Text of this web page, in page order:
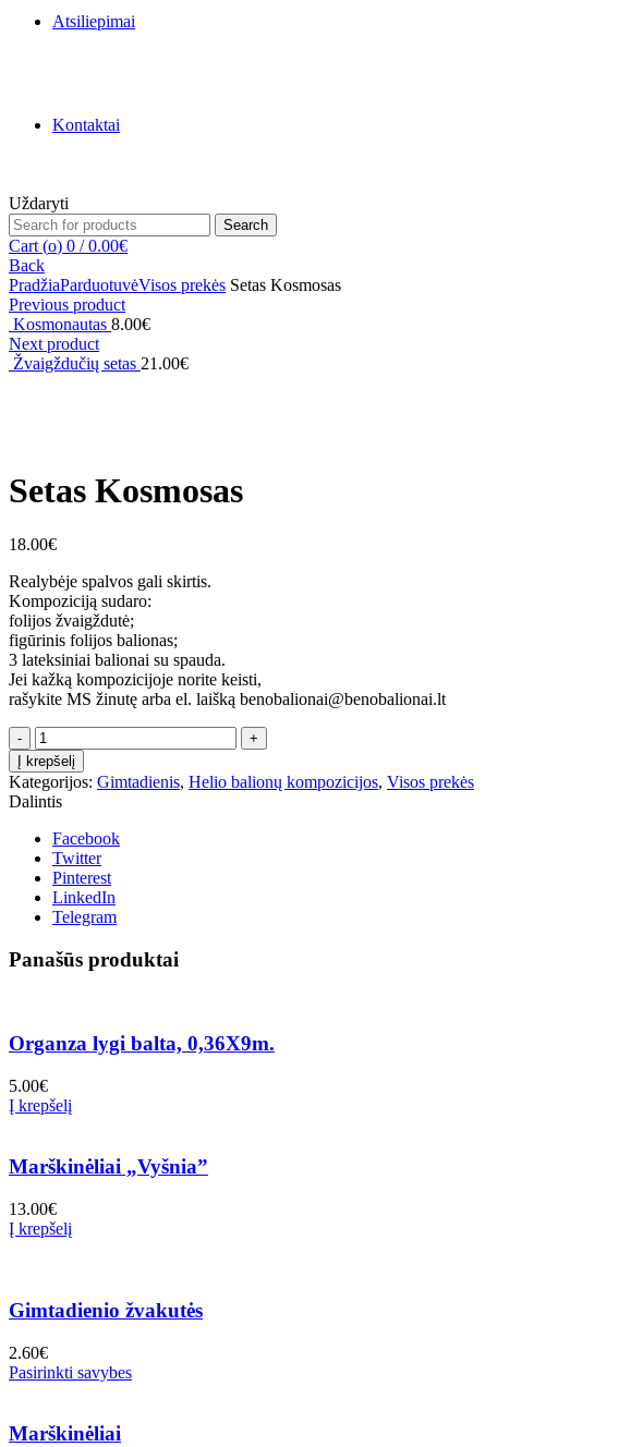
Atsiliepimai
Kontaktai
Uždaryti
Search
for:
Search
Cart (o) 0 / 0.00€
Back
PradžiaParduotuvėVisos prekės Setas Kosmosas
Previous product
Kosmonautas 8.00€
Next product
Žvaigždučių setas 21.00€
Setas Kosmosas
18.00€
Realybėje spalvos gali skirtis.
Kompoziciją sudaro:
folijos žvaigždutė;
figūrinis folijos balionas;
3 lateksiniai balionai su spauda.
Jei kažką kompozicijoje norite keisti,
rašykite MS žinutę arba el. laišką benobalionai@benobalionai.lt
produkto
kiekis:
Setas
Kosmosas
Į krepšelį
Kategorijos: Gimtadienis, Helio balionų kompozicijos, Visos prekės
Dalintis
Facebook
Twitter
Pinterest
LinkedIn
Telegram
Panašūs produktai
Organza lygi balta, 0,36X9m.
5.00€
Į krepšelį
Marškinėliai „Vyšnia”
13.00€
Į krepšelį
Gimtadienio žvakutės
2.60€
Pasirinkti savybes
Marškinėliai